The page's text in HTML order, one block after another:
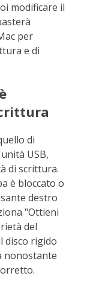
modificare il
per
e di
di
USB,
di scrittura.
è bloccato o
destro
"Ottieni
del
disco rigido
nonostante